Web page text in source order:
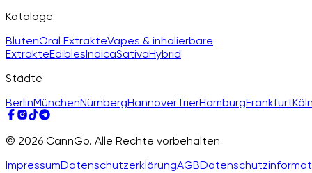
Kataloge
BlütenOral ExtrakteVapes & inhalierbare
ExtrakteEdiblesIndicaSativaHybrid
Städte
BerlinMünchenNürnbergHannoverTrierHamburgFrankfurt
© 2026 CannGo. Alle Rechte vorbehalten
ImpressumDatenschutzerklärungAGB